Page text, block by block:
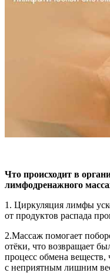
Что происходит в
лимфодренажного
1. Циркуляция лимфы
от продуктов распада
2.Массаж помогает
отёки, что возвращает
процесс обмена веществ,
с неприятным лишним